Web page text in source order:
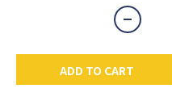
ADD TO CART